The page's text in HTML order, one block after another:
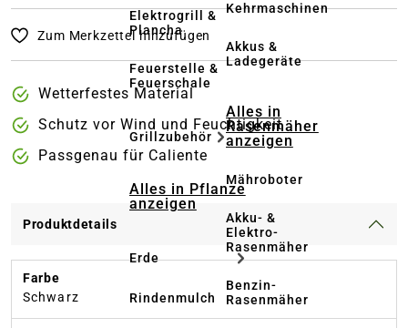
Elektrogrill &
Plancha
Feuerstelle &
Feuerschale
Grillzubehör
Alles in Pflanze
anzeigen
Erde
Rindenmulch
Kehrmaschinen
Akkus &
Ladegeräte
Alles in
Rasenmäher
anzeigen
Mähroboter
Akku- &
Elektro-
Rasenmäher
Benzin-
Rasenmäher
Zum Merkzettel hinzufügen
Wetterfestes Material
Schutz vor Wind und Feuchtigkeit
Passgenau für Caliente
Produktdetails
Farbe
Schwarz